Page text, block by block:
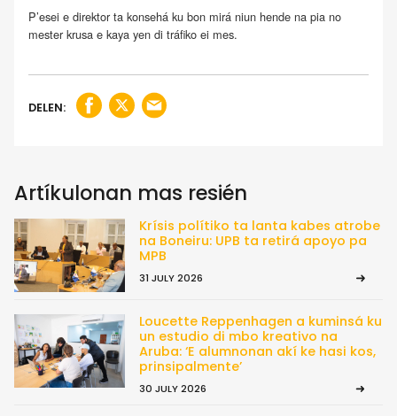
P’esei e direktor ta konsehá ku bon mirá niun hende na pia no
mester krusa e kaya yen di tráfiko ei mes.
DELEN:
Artíkulonan mas resién
Krísis polítiko ta lanta kabes atrobe
na Boneiru: UPB ta retirá apoyo pa
MPB
31 JULY 2026
Loucette Reppenhagen a kuminsá ku
un estudio di mbo kreativo na
Aruba: ‘E alumnonan akí ke hasi kos,
prinsipalmente’
30 JULY 2026